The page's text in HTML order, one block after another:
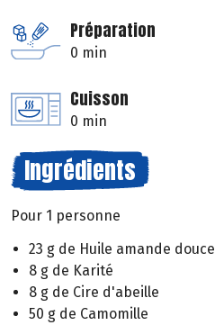
Préparation
0 min
Cuisson
0 min
Ingrédients
Pour 1 personne
23 g de Huile amande douce
8 g de Karité
8 g de Cire d'abeille
50 g de Camomille